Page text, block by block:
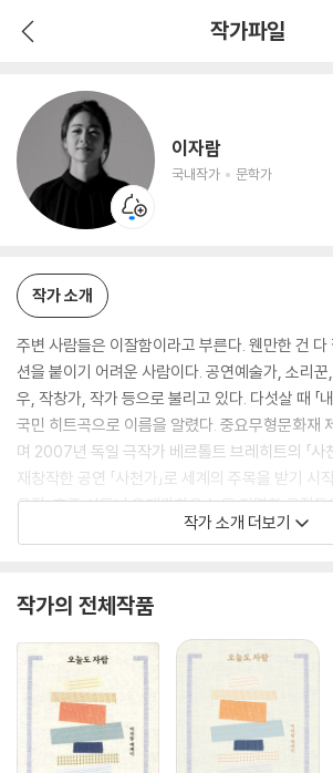
작가파일
이자람
국내작가 문학가
작가 소개
주변 사람들은 이잘함이라고 부른다. 웬만한 건
션을 붙이기 어려운 사람이다. 공연예술가, 소리
우, 작창가, 작가 등으로 불리고 있다. 다섯살 때 「
국민 히트곡으로 이름을 알렸다. 중요무형문화재
며 2007년 독일 극작가 베르톨트 브레히트의 「사
재창작한 공연 「사천가」로 세계의 주목을 받기 시
극장, 호주 시드니 오페라하우스 등 저명한 극장
회공연을 했으며 2016년부터 국립창극단의 객원
상, 동아연극상 새개념 연극상, 폴란드 콘탁 국제
뮤지컬어워즈 여우신인상과 여우주연상 등을 수상
지 이야기」 「사천가」 「억척가」 「판소리 단편선: 주
의 노래」 「노인과 바다」의 대본을 집필했다. 『오늘
작가 소개 더보기
작가의 전체작품